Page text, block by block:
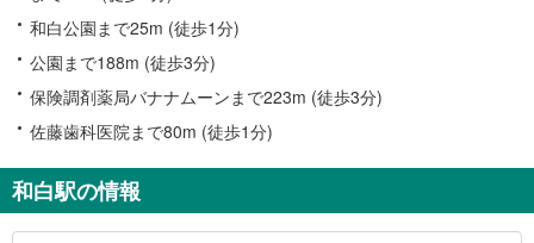
和白公園まで25m (徒歩1分)
公園まで188m (徒歩3分)
保険調剤薬局バナナムーンまで223m (徒歩3分)
佐藤歯科医院まで80m (徒歩1分)
和白駅の情報